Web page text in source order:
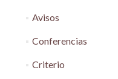
Avisos
Conferencias
Criterio